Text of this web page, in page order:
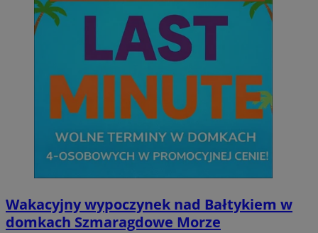
Wakacyjny wypoczynek nad Bałtykiem w
domkach Szmaragdowe Morze